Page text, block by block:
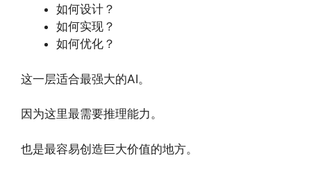
如何设计？
如何实现？
如何优化？
这一层适合最强大的AI。
因为这里最需要推理能力。
也是最容易创造巨大价值的地方。